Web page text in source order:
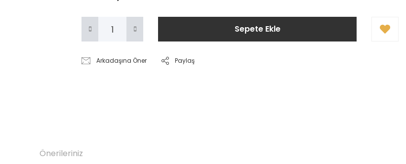
Sepete Ekle
Arkadaşına Öner Paylaş
Önerileriniz